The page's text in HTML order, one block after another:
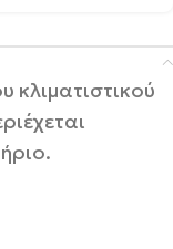
κλιματιστικού